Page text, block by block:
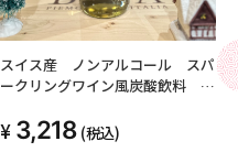
スイス産 ノンアルコール スパ
ークリングワイン風炭酸飲料 フ
3,218 (税込)